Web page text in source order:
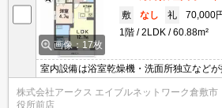
画像：17枚
敷
なし 礼
70,000
1階
2LDK 60.88m²
室内設備は浴室乾燥機・洗面所独立など
ン・オートロックなど充実しているので、
株式会社アークス エイブルネットワーク倉敷市
役所前店